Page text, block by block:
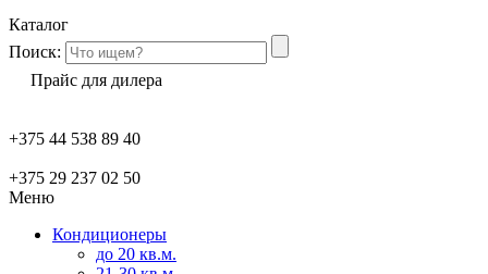
Каталог
Поиск:
Прайс для дилера
+375 44 538 89 40
+375 29 237 02 50
Меню
Кондиционеры
до 20 кв.м.